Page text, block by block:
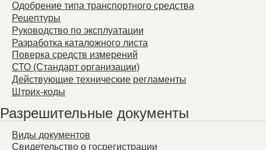
Одобрение типа транспортного средства
Рецептуры
Руководство по эксплуатации
Разработка каталожного листа
Поверка средств измерений
СТО (Стандарт организации)
Действующие технические регламенты
Штрих-коды
Разрешительные документы
Виды документов
Свидетельство о госрегистрации